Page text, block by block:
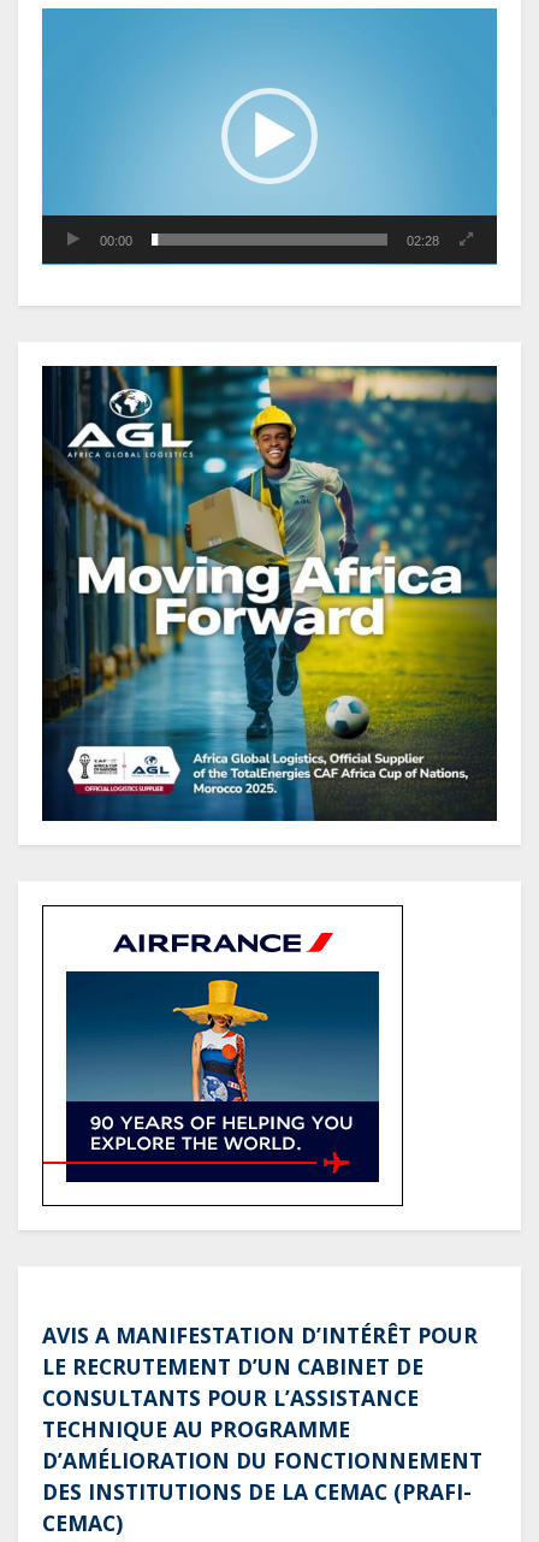
avec un eurobond de 920 millions
de dollars
Cameroun : L’encours de la dette
publique s’établit à 15 607 milliards
de FCFA, à fin juin 2026,
acteurs du secteur public pour
améliorer la performance des
projets
Sécurité sociale : Le Gabon et le
Burkina Faso procèdent à la
reddition des comptes des
exercices 2023, 2024 et 2025
Gabon : Les paiements d’intérêts
de la dette absorbent 20 à 30 % des
recettes, tandis que le service
total pourrait atteindre 80 à 115 %
des recettes budgétaires
(Rapport)
Société : Vives polémiques sur
l’identité de Bombé Marcel auprès
Gabon : AGL confirme son
positionnement de partenaire de
référence pour les grands projets
industriels et d’infrastructures du
pays
Tchad : Le gouvernement renforce
la numérisation des recettes
publiques avec 3 000 nouveaux
terminaux de paiement
électronique
00:00 02:28
AVIS A MANIFESTATION D’INTÉRÊT POUR
LE RECRUTEMENT D’UN CABINET DE
CONSULTANTS POUR L’ASSISTANCE
TECHNIQUE AU PROGRAMME
D’AMÉLIORATION DU FONCTIONNEMENT
DES INSTITUTIONS DE LA CEMAC (PRAFI-
CEMAC)